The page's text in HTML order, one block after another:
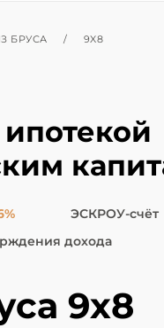
БРУСА / 9X8
ЭСКРОУ-счёт
дохода
9х8